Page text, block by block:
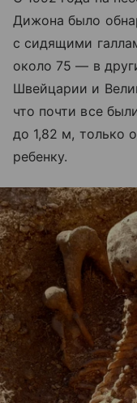
Дижона было
с сидящими
около 75 — в
Швейцарии и
что почти все
до 1,82 м, только
ребенку.